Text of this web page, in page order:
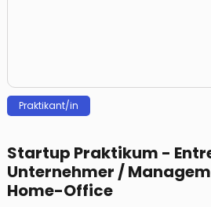
Prak­ti­kan­t/in
Startup Praktikum -
Unternehmer /
Home-Office